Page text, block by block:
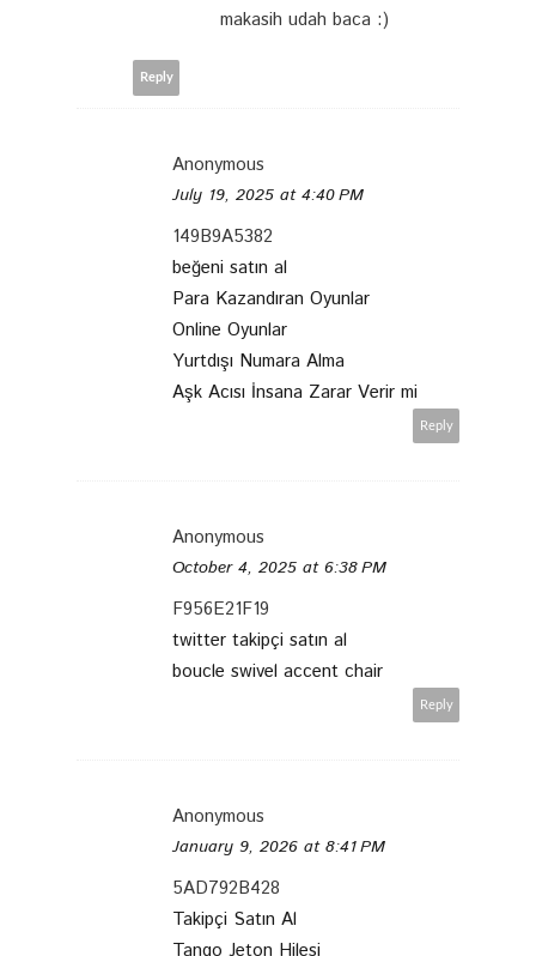
makasih udah baca :)
Reply
Anonymous
July 19, 2025 at 4:40 PM
149B9A5382
beğeni satın al
Para Kazandıran Oyunlar
Online Oyunlar
Yurtdışı Numara Alma
Aşk Acısı İnsana Zarar Verir mi
Reply
Anonymous
October 4, 2025 at 6:38 PM
F956E21F19
twitter takipçi satın al
boucle swivel accent chair
Reply
Anonymous
January 9, 2026 at 8:41 PM
5AD792B428
Takipçi Satın Al
Tango Jeton Hilesi